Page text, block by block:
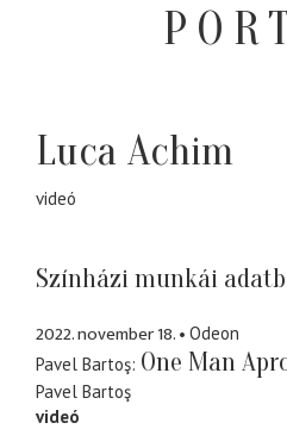
Luca Achim
videó
Színházi munkái
2022. november 18.
Odeon
Pavel Bartoş One Man
Pavel Bartoş
videó